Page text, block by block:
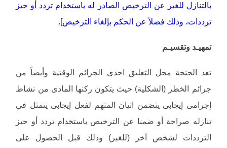
بالتنازل للغير عن الترخيص الصادر له باستخدام تردد أو حيز
ترددات، وذلك فضلاً عن الحكم بإلغاء الترخيص].
تمهيـد وتقسيـم
تعد الجنحة محل التعليق احدى الجرائم الوقتية وأيضاً من
جرائم الخطر (الشكلية) حيث يتكون ركنها المادى من نشاط
إجرامى إيجابى يتضمن اتيان المتهم لفعل إيجابى يتمثل في
تنازله صراحة أو ضمنا عن الترخيص باستخدام تردد أو حيز
الترددات لشخص آخر (للغير) وذلك قبل الحصول على